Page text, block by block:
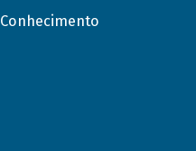
Conhecimento